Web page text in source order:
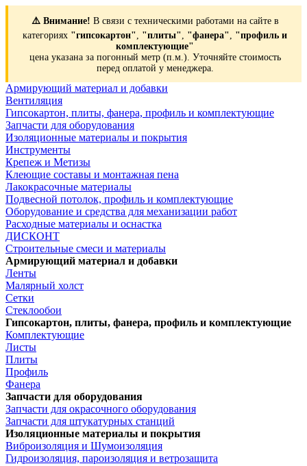
⚠️ Внимание! В связи с техническими работами на сайте в
категориях "гипсокартон", "плиты", "фанера", "профиль и
комплектующие"
цена указана за погонный метр (п.м.). Уточняйте стоимость
перед оплатой у менеджера.
Армирующий материал и добавки
Вентиляция
Гипсокартон, плиты, фанера, профиль и комплектующие
Запчасти для оборудования
Изоляционные материалы и покрытия
Инструменты
Крепеж и Метизы
Клеющие составы и монтажная пена
Лакокрасочные материалы
Подвесной потолок, профиль и комплектующие
Оборудование и средства для механизации работ
Расходные материалы и оснастка
ДИСКОНТ
Строительные смеси и материалы
Армирующий материал и добавки
Ленты
Малярный холст
Сетки
Стеклообои
Гипсокартон, плиты, фанера, профиль и комплектующие
Комплектующие
Листы
Плиты
Профиль
Фанера
Запчасти для оборудования
Запчасти для окрасочного оборудования
Запчасти для штукатурных станций
Изоляционные материалы и покрытия
Виброизоляция и Шумоизоляция
Гидроизоляция, пароизоляция и ветрозащита